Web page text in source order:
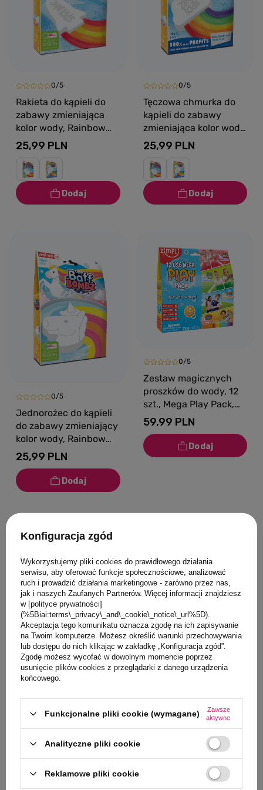
0/5
Rakieta do kąpieli do
zabawy zmieniająca
kolor wody, Rainbow
Baff Bombz, 3+, Zimpli
Kids
25,99 PLN
0/5
Tęczowa chmurka do
kąpieli do zabawy
zmieniająca kolor wody,
Rainbow Baff Bombz,
3+, Zimpli Kids
25,99 PLN
0/5
Jednorożec do kąpieli
do zabawy zmieniający
kolor wody, Rainbow
Baff Bombz, 3+, Zimpli
Kids
25,99 PLN
0/5
Zestaw magicznych
proszków do wody, 12
szt., Mega Play Pack,
3+, Zimpli Kids
59,99 PLN
0/5
Zestaw do robienia
glutów, Slime Baff
28,99 PLN
0/5
Magiczny proszek do
28,99 PLN
Konfiguracja zgód
Wykorzystujemy pliki cookies do prawidłowego działania
serwisu, aby oferować funkcje społecznościowe, analizować
ruch i prowadzić działania marketingowe - zarówno przez nas,
jak i naszych Zaufanych Partnerów. Więcej informacji znajdziesz
w [polityce prywatności]
(%5Biai:terms\_privacy\_and\_cookie\_notice\_url%5D).
Akceptacja tego komunikatu oznacza zgodę na ich zapisywanie
na Twoim komputerze. Możesz określić warunki przechowywania
lub dostępu do nich klikając w zakładkę „Konfiguracja zgód”.
Zgodę możesz wycofać w dowolnym momencie poprzez
usunięcie plików cookies z przeglądarki z danego urządzenia
końcowego.
Funkcjonalne pliki cookie (wymagane)
Zawsze
aktywne
Analityczne pliki cookie
Reklamowe pliki cookie